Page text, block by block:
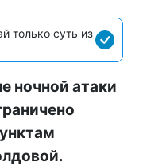
только суть из
ночной атаки